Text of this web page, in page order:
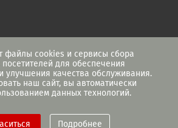
файлы cookies и сервисы сбора
для обеспечения
улучшения качества обслуживания.
наш сайт, вы автоматически
данных технологий.
Подробнее